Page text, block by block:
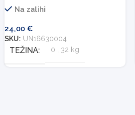
Na zalihi
24,00€
SKU: UN16630004
TEŽINA 0 32 kg